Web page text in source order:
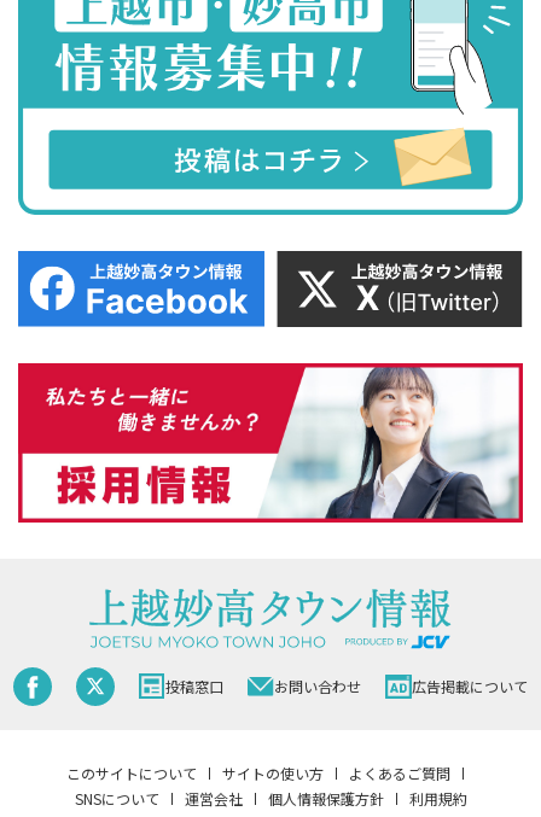
投稿窓口 お問い合わせ 広告掲載について
このサイトについて サイトの使い方
よくあるご質問
SNSについて
運営会社 個人情報保護方針 利用規約